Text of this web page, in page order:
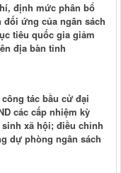
định mức phân bổ
ứng của ngân sách
tiêu quốc gia giảm
địa bàn tỉnh
tác bầu cử đại
các cấp nhiệm kỳ
sinh xã hội; điều chỉnh
dự phòng ngân sách